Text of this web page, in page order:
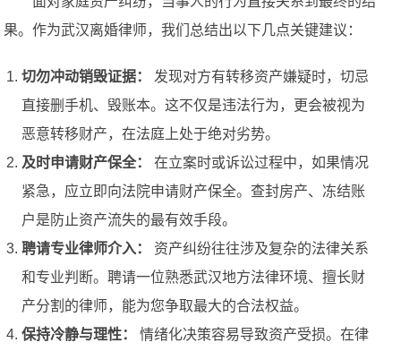
果。作为武汉离婚律师，我们总结出以下几点关键建议：
切勿冲动销毁证据：
发现对方有转移资产嫌疑时，切忌
直接删手机、毁账本。这不仅是违法行为，更会被视为
恶意转移财产，在法庭上处于绝对劣势。
及时申请财产保全：
在立案时或诉讼过程中，如果情况
紧急，应立即向法院申请财产保全。查封房产、冻结账
户是防止资产流失的最有效手段。
聘请专业律师介入：
资产纠纷往往涉及复杂的法律关系
和专业判断。聘请一位熟悉武汉地方法律环境、擅长财
产分割的律师，能为您争取最大的合法权益。
保持冷静与理性：
情绪化决策容易导致资产受损。在律